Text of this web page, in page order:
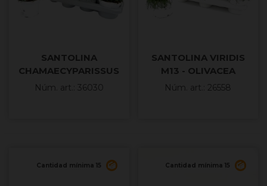
SANTOLINA
CHAMAECYPARISSUS
M13
Núm. art.: 36030
SANTOLINA VIRIDIS
M13 - OLIVACEA
Núm. art.: 26558
Cantidad mínima 15 Cantidad mínima 15